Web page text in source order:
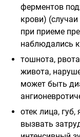
ферментов
крови)
при приеме
наблюдались
тошнота,
живота,
может быть
отек лица,
вызвать